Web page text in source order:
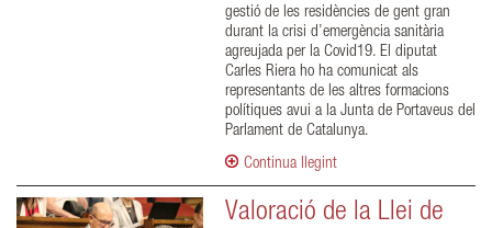
gestió de les residències de gent gran
durant la crisi d’emergència sanitària
agreujada per la Covid19. El diputat
Carles Riera ho ha comunicat als
representants de les altres formacions
polítiques avui a la Junta de Portaveus del
Parlament de Catalunya.
Continua llegint
Valoració de la Llei de